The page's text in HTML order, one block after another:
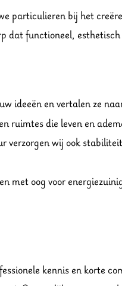
particulieren bij het
dat functioneel,
ideeën en vertalen ze
ruimtes die leven en
verzorgen wij ook
met oog voor
kennis en korte